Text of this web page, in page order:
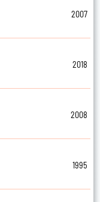
2007
2018
2008
1995